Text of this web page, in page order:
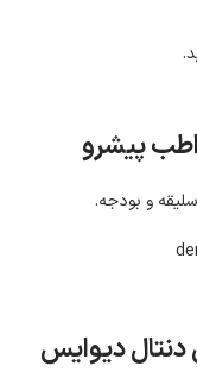
پیشرو
و بودجه.
دنتال دیوایس